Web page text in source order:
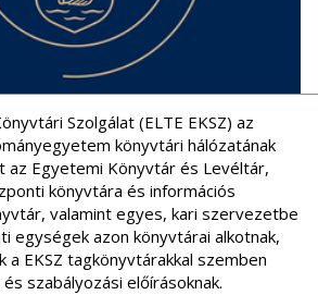
Szolgálat (ELTE EKSZ) az
könyvtári hálózatának
az Egyetemi Könyvtár és Levéltár,
könyvtára és információs
valamint egyes, kari szervezetbe
egységek azon könyvtárai alkotnak,
a EKSZ tagkönyvtárakkal szemben
szabályozási előírásoknak.